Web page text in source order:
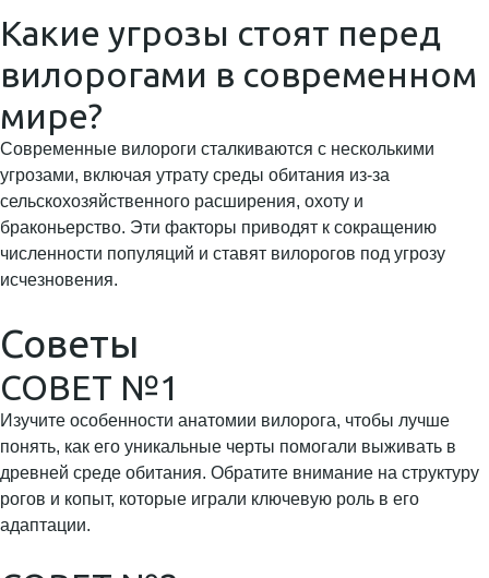
Какие угрозы стоят перед
вилорогами в современном
мире?
Современные вилороги сталкиваются с несколькими
угрозами, включая утрату среды обитания из-за
сельскохозяйственного расширения, охоту и
браконьерство. Эти факторы приводят к сокращению
численности популяций и ставят вилорогов под угрозу
исчезновения.
Советы
СОВЕТ №1
Изучите особенности анатомии вилорога, чтобы лучше
понять, как его уникальные черты помогали выживать в
древней среде обитания. Обратите внимание на структуру
рогов и копыт, которые играли ключевую роль в его
адаптации.